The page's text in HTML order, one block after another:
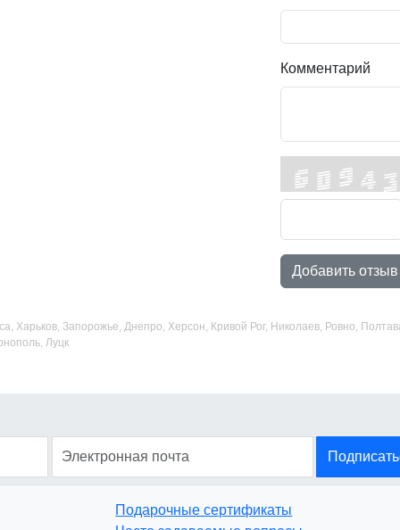
Комментарий
Добавить отзыв
Харьков, Запорожье, Днепро, Херсон, Кривой Рог, Николаев, Ровно,
Луцк
Подарочные сертификаты